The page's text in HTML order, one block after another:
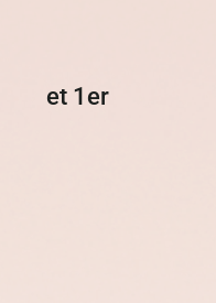
et 1er